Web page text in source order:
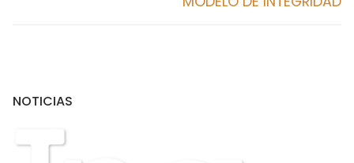
Madre de Dios
Moquegua
NOTICIAS